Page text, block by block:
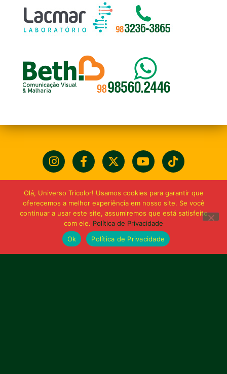
Olá, Universo Tricolor! Usamos cookies para garantir que
oferecemos a melhor experiência em nosso site. Se você
continuar a usar este site, assumiremos que está satisfeito
com ele. Política de Privacidade
Ok
Política de Privacidade